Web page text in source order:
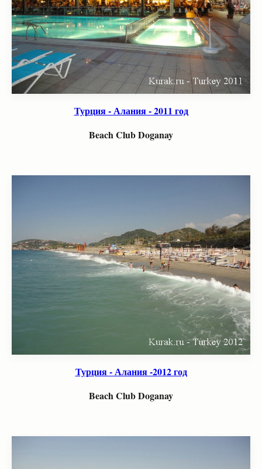
Турция - Алания - 2011 год
Beach Club Doganay
Турция - Алания -2012 год
Beach Club Doganay